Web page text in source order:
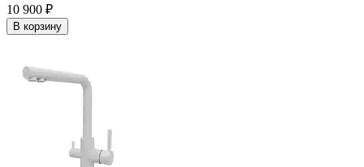
10 900 ₽
В корзину